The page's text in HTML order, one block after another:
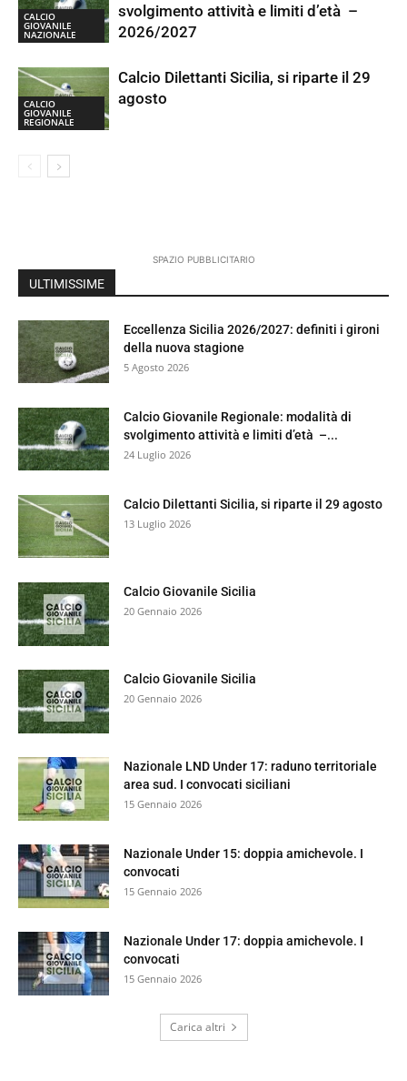
CALCIO
GIOVANILE
NAZIONALE
svolgimento attività e limiti d’età –
2026/2027
CALCIO
GIOVANILE
REGIONALE
Calcio Dilettanti Sicilia, si riparte il 29
agosto
SPAZIO PUBBLICITARIO
ULTIMISSIME
Eccellenza Sicilia 2026/2027: definiti i gironi
della nuova stagione
5 Agosto 2026
Calcio Giovanile Regionale: modalità di
svolgimento attività e limiti d’età –...
24 Luglio 2026
Calcio Dilettanti Sicilia, si riparte il 29 agosto
13 Luglio 2026
Calcio Giovanile Sicilia
20 Gennaio 2026
Calcio Giovanile Sicilia
20 Gennaio 2026
Nazionale LND Under 17: raduno territoriale
area sud. I convocati siciliani
15 Gennaio 2026
Nazionale Under 15: doppia amichevole. I
convocati
15 Gennaio 2026
Nazionale Under 17: doppia amichevole. I
convocati
15 Gennaio 2026
Carica altri